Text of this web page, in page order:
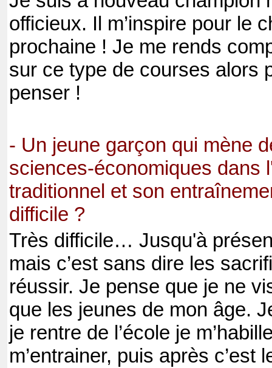
officieux. Il m’inspire pour le
prochaine ! Je me rends
sur ce type de courses alors
penser !
- Un jeune garçon qui mène
sciences-économiques dans
traditionnel et son
difficile ?
Très difficile… Jusqu'à
mais c’est sans dire les
réussir. Je pense que je ne
que les jeunes de mon âge.
je rentre de l’école je
m’entrainer, puis après c’est